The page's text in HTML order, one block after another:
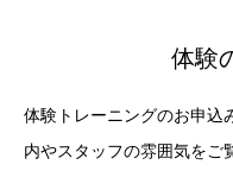
体験
体験トレーニングのお申込
内やスタッフの雰囲気をご